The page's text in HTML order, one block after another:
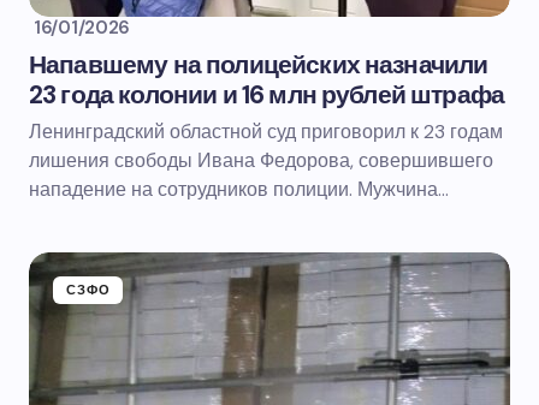
16/01/2026
Напавшему на полицейских назначили
23 года колонии и 16 млн рублей штрафа
Ленинградский областной суд приговорил к 23 годам
лишения свободы Ивана Федорова, совершившего
нападение на сотрудников полиции. Мужчина…
СЗФО